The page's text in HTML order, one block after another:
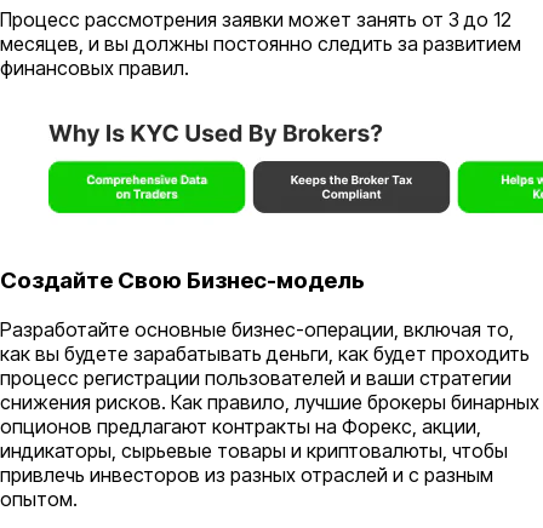
Процесс рассмотрения заявки может занять от 3 до 12
месяцев, и вы должны постоянно следить за развитием
финансовых правил.
Создайте Свою Бизнес-модель
Разработайте основные бизнес-операции, включая то,
как вы будете зарабатывать деньги, как будет проходить
процесс регистрации пользователей и ваши стратегии
снижения рисков. Как правило, лучшие брокеры бинарных
опционов предлагают контракты на Форекс, акции,
индикаторы, сырьевые товары и криптовалюты, чтобы
привлечь инвесторов из разных отраслей и с разным
опытом.